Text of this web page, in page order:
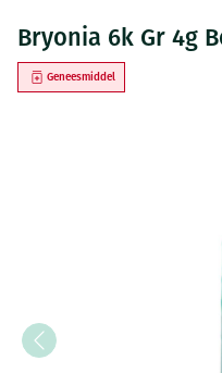
Bryonia 6k Gr 4g
Geneesmiddel